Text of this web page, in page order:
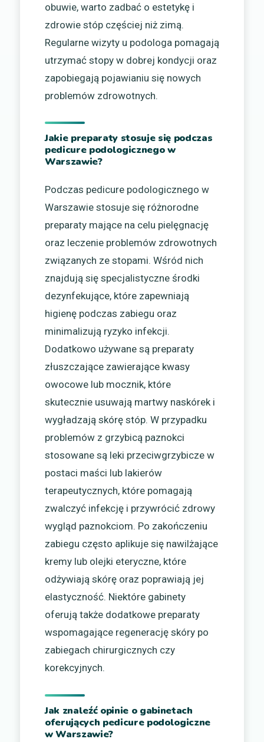
obuwie, warto zadbać o estetykę i
zdrowie stóp częściej niż zimą.
Regularne wizyty u podologa pomagają
utrzymać stopy w dobrej kondycji oraz
zapobiegają pojawianiu się nowych
problemów zdrowotnych.
Jakie preparaty stosuje się podczas
pedicure podologicznego w
Warszawie?
Podczas pedicure podologicznego w
Warszawie stosuje się różnorodne
preparaty mające na celu pielęgnację
oraz leczenie problemów zdrowotnych
związanych ze stopami. Wśród nich
znajdują się specjalistyczne środki
dezynfekujące, które zapewniają
higienę podczas zabiegu oraz
minimalizują ryzyko infekcji.
Dodatkowo używane są preparaty
złuszczające zawierające kwasy
owocowe lub mocznik, które
skutecznie usuwają martwy naskórek i
wygładzają skórę stóp. W przypadku
problemów z grzybicą paznokci
stosowane są leki przeciwgrzybicze w
postaci maści lub lakierów
terapeutycznych, które pomagają
zwalczyć infekcję i przywrócić zdrowy
wygląd paznokciom. Po zakończeniu
zabiegu często aplikuje się nawilżające
kremy lub olejki eteryczne, które
odżywiają skórę oraz poprawiają jej
elastyczność. Niektóre gabinety
oferują także dodatkowe preparaty
wspomagające regenerację skóry po
zabiegach chirurgicznych czy
korekcyjnych.
Jak znaleźć opinie o gabinetach
oferujących pedicure podologiczne
w Warszawie?